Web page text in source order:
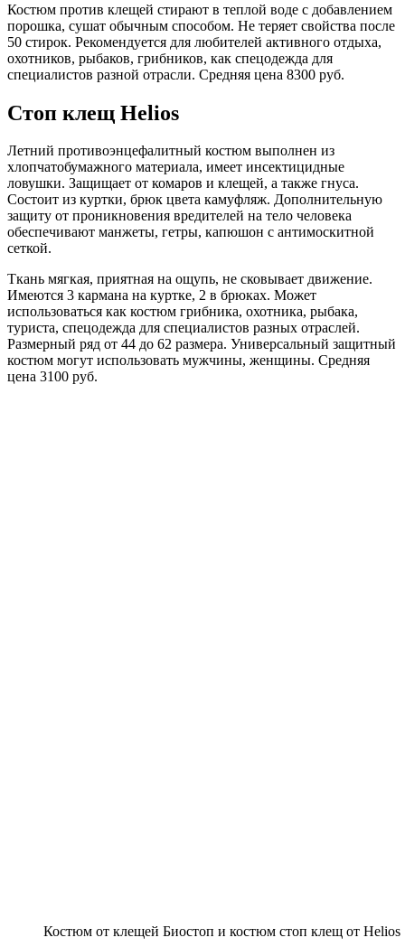
Костюм против клещей стирают в теплой воде с добавлением
порошка, сушат обычным способом. Не теряет свойства после
50 стирок. Рекомендуется для любителей активного отдыха,
охотников, рыбаков, грибников, как спецодежда для
специалистов разной отрасли. Средняя цена 8300 руб.
Стоп клещ Helios
Летний противоэнцефалитный костюм выполнен из
хлопчатобумажного материала, имеет инсектицидные
ловушки. Защищает от комаров и клещей, а также гнуса.
Состоит из куртки, брюк цвета камуфляж. Дополнительную
защиту от проникновения вредителей на тело человека
обеспечивают манжеты, гетры, капюшон с антимоскитной
сеткой.
Ткань мягкая, приятная на ощупь, не сковывает движение.
Имеются 3 кармана на куртке, 2 в брюках. Может
использоваться как костюм грибника, охотника, рыбака,
туриста, спецодежда для специалистов разных отраслей.
Размерный ряд от 44 до 62 размера. Универсальный защитный
костюм могут использовать мужчины, женщины. Средняя
цена 3100 руб.
Костюм от клещей Биостоп и костюм стоп клещ от Helios